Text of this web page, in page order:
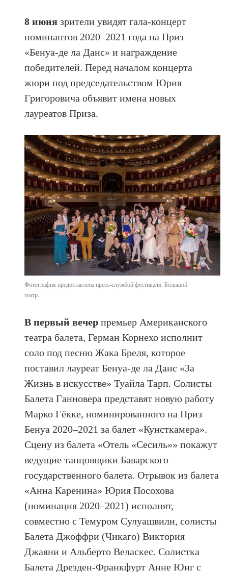
8 июня зрители увидят гала-концерт
номинантов 2020–2021 года на Приз
«Бенуа-де ла Данс» и награждение
победителей. Перед началом концерта
жюри под председательством Юрия
Григоровича объявит имена новых
лауреатов Приза.
Фотография предоставлена пресс-службой фестиваля. Большой
театр.
В первый вечер премьер Американского
театра балета, Герман Корнехо исполнит
соло под песню Жака Бреля, которое
поставил лауреат Бенуа-де ла Данс «За
Жизнь в искусстве» Туайла Тарп. Солисты
Балета Ганновера представят новую работу
Марко Гёкке, номинированного на Приз
Бенуа 2020–2021 за балет «Кунсткамера».
Сцену из балета «Отель «Сесиль»» покажут
ведущие танцовщики Баварского
государственного балета. Отрывок из балета
«Анна Каренина» Юрия Посохова
(номинация 2020–2021) исполнят,
совместно с Темуром Сулуашвили, солисты
Балета Джоффри (Чикаго) Виктория
Джаяни и Альберто Веласкес. Солистка
Балета Дрезден-Франкфурт Анне Юнг с